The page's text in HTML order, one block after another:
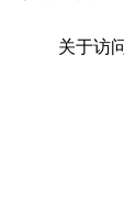
关于访